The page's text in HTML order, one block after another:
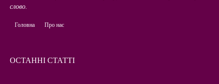
слово.
Головна Про нас
ОСТАННІ СТАТТІ